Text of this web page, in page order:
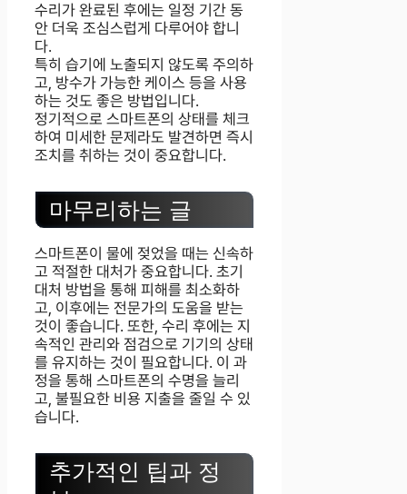
수리가 완료된 후에는 일정 기간 동
안 더욱 조심스럽게 다루어야 합니
다.
특히 습기에 노출되지 않도록 주의하
고, 방수가 가능한 케이스 등을 사용
하는 것도 좋은 방법입니다.
정기적으로 스마트폰의 상태를 체크
하여 미세한 문제라도 발견하면 즉시
조치를 취하는 것이 중요합니다.
마무리하는 글
스마트폰이 물에 젖었을 때는 신속하
고 적절한 대처가 중요합니다. 초기
대처 방법을 통해 피해를 최소화하
고, 이후에는 전문가의 도움을 받는
것이 좋습니다. 또한, 수리 후에는 지
속적인 관리와 점검으로 기기의 상태
를 유지하는 것이 필요합니다. 이 과
정을 통해 스마트폰의 수명을 늘리
고, 불필요한 비용 지출을 줄일 수 있
습니다.
추가적인 팁과 정